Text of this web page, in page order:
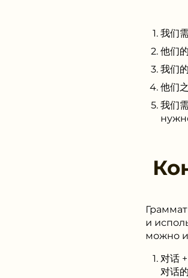
我们
他们
我们
他们
我们
и
можно
对话
对话